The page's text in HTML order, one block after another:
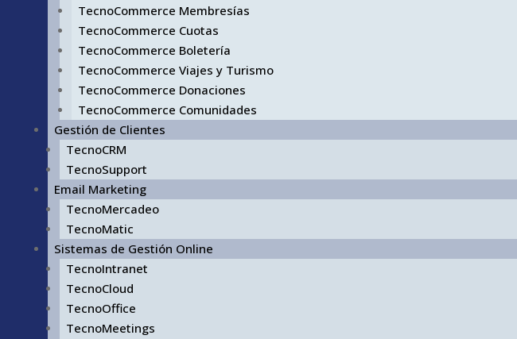
TecnoCommerce Membresías
TecnoCommerce Cuotas
TecnoCommerce Boletería
TecnoCommerce Viajes y Turismo
TecnoCommerce Donaciones
TecnoCommerce Comunidades
Gestión de Clientes
TecnoCRM
TecnoSupport
Email Marketing
TecnoMercadeo
TecnoMatic
Sistemas de Gestión Online
TecnoIntranet
TecnoCloud
TecnoOffice
TecnoMeetings